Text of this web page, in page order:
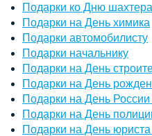
Подарки ко Дню шахтера
Подарки на День химика
Подарки автомобилисту
Подарки начальнику
Подарки на День
Подарки на День
Подарки на День
Подарки на День
Подарки на День